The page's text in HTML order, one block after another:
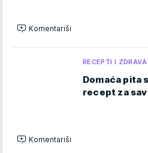
Komentariši
RECEPTI I
Domaća pita
recept za
Komentariši